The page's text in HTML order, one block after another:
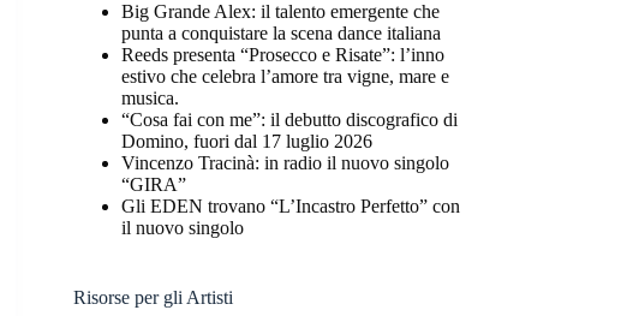
Big Grande Alex: il talento emergente che
punta a conquistare la scena dance italiana
Reeds presenta “Prosecco e Risate”: l’inno
estivo che celebra l’amore tra vigne, mare e
musica.
“Cosa fai con me”: il debutto discografico di
Domino, fuori dal 17 luglio 2026
Vincenzo Tracinà: in radio il nuovo singolo
“GIRA”
Gli EDEN trovano “L’Incastro Perfetto” con
il nuovo singolo
Risorse per gli Artisti